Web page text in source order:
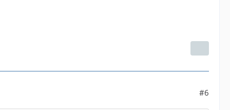
#6